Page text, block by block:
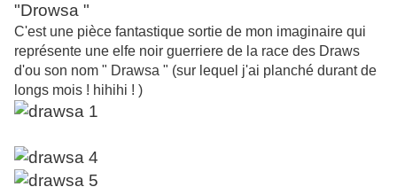
"Drowsa "
C'est une pièce fantastique sortie de mon imaginaire qui
représente une elfe noir guerriere de la race des Draws
d'ou son nom " Drawsa " (sur lequel j'ai planché durant de
longs mois ! hihihi ! )